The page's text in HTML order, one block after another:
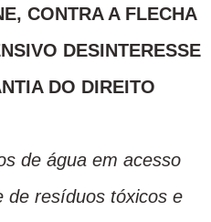
CONTRA A FLECHA
DESINTERESSE
DO DIREITO
de água em acesso
de resíduos tóxicos e